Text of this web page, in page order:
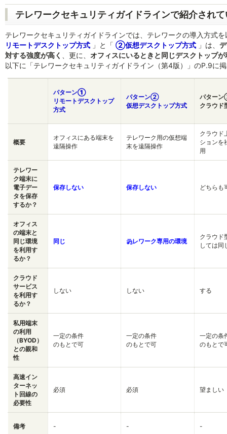
テレワークセキュリティガイドラインで紹介され
テレワークセキュリティガイドラインでは、テレワークの導入方式
リモートデスクトップ方式 」と「 ②仮想デスクトップ方式 」は、
対する強度が高く
、更に、 オフィスにいるときと同じデスクトップ
以下に「テレワークセキュリティガイドライン（第4版）」のP.9に
パターン①
リモートデスクトップ
方式
パターン②
仮想デスクトップ方式
パター
クラウド
概要
オフィスにある端末を
遠隔操作
テレワーク用の仮想端
末を遠隔操作
クラウド
ションを
用
テレワー
ク端末に
電子デー
タを保存
するか？
保存しない 保存しない どちらも
オフィス
の端末と
同じ環境
を利用す
るか？
同じ テレワーク専用の環境
※3
クラウド
しては同
クラウド
サービス
を利用す
るか？
しない しない する
私用端末
の利用
（BYOD）
との親和
性
一定の条件
のもとで可
一定の条件
のもとで可
一定の条
のもとで
高速イン
ターネッ
ト回線の
必要性
必須 必須 望ましい
備考 - - -